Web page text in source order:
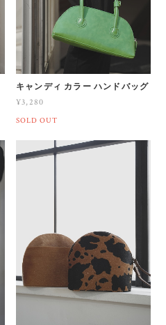
キャンディ カラー ハンドバッグ
¥3,280
SOLD OUT